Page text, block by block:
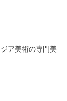
ア美術の専門美